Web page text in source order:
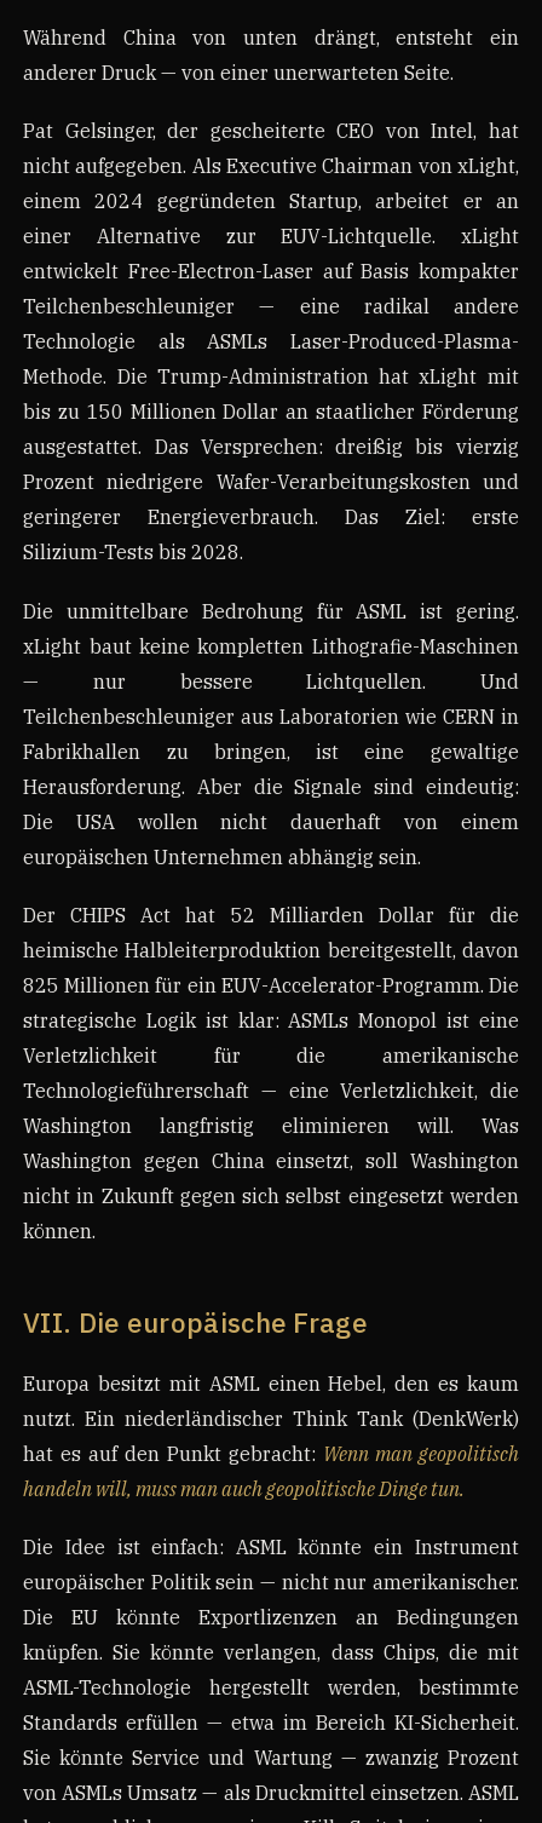
Während China von unten drängt, entsteht ein
anderer Druck — von einer unerwarteten Seite.
Pat Gelsinger, der gescheiterte CEO von Intel, hat
nicht aufgegeben. Als Executive Chairman von xLight,
einem 2024 gegründeten Startup, arbeitet er an
einer Alternative zur EUV-Lichtquelle. xLight
entwickelt Free-Electron-Laser auf Basis kompakter
Teilchenbeschleuniger — eine radikal andere
Technologie als ASMLs Laser-Produced-Plasma-
Methode. Die Trump-Administration hat xLight mit
bis zu 150 Millionen Dollar an staatlicher Förderung
ausgestattet. Das Versprechen: dreißig bis vierzig
Prozent niedrigere Wafer-Verarbeitungskosten und
geringerer Energieverbrauch. Das Ziel: erste
Silizium-Tests bis 2028.
Die unmittelbare Bedrohung für ASML ist gering.
xLight baut keine kompletten Lithografie-Maschinen
— nur bessere Lichtquellen. Und
Teilchenbeschleuniger aus Laboratorien wie CERN in
Fabrikhallen zu bringen, ist eine gewaltige
Herausforderung. Aber die Signale sind eindeutig:
Die USA wollen nicht dauerhaft von einem
europäischen Unternehmen abhängig sein.
Der CHIPS Act hat 52 Milliarden Dollar für die
heimische Halbleiterproduktion bereitgestellt, davon
825 Millionen für ein EUV-Accelerator-Programm. Die
strategische Logik ist klar: ASMLs Monopol ist eine
Verletzlichkeit für die amerikanische
Technologieführerschaft — eine Verletzlichkeit, die
Washington langfristig eliminieren will. Was
Washington gegen China einsetzt, soll Washington
nicht in Zukunft gegen sich selbst eingesetzt werden
können.
VII. Die europäische Frage
Europa besitzt mit ASML einen Hebel, den es kaum
nutzt. Ein niederländischer Think Tank (DenkWerk)
hat es auf den Punkt gebracht: Wenn man geopolitisch
handeln will, muss man auch geopolitische Dinge tun.
Die Idee ist einfach: ASML könnte ein Instrument
europäischer Politik sein — nicht nur amerikanischer.
Die EU könnte Exportlizenzen an Bedingungen
knüpfen. Sie könnte verlangen, dass Chips, die mit
ASML-Technologie hergestellt werden, bestimmte
Standards erfüllen — etwa im Bereich KI-Sicherheit.
Sie könnte Service und Wartung — zwanzig Prozent
von ASMLs Umsatz — als Druckmittel einsetzen. ASML